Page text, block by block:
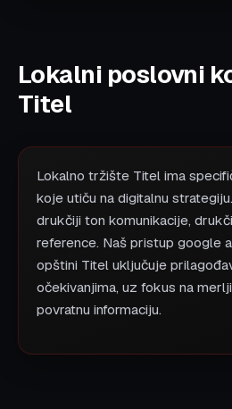
Lokalni poslovni
Titel
Lokalno tržište Titel ima
koje utiču na digitalnu
drukčiji ton komunikacije,
reference. Naš pristup google
opštini Titel uključuje
očekivanjima, uz fokus na
povratnu informaciju.